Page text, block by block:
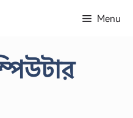
Menu